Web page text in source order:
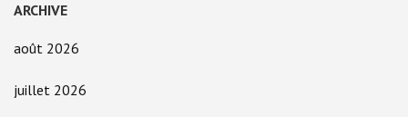
ARCHIVE
août 2026
juillet 2026